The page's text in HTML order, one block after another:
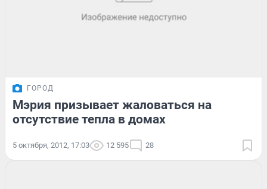
ГОРОД
Мэрия призывает жаловаться на
отсутствие тепла в домах
5 октября, 2012, 17:03 12 595 28